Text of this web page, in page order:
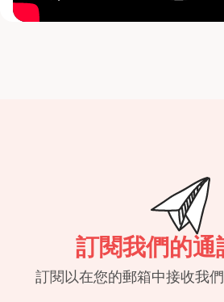
訂閱我們的通
訂閱以在您的郵箱中接收我